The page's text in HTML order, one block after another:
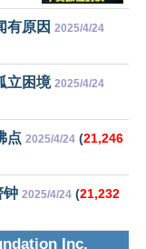
有原因 2025/4/24
立困境 2025/4/24
点 2025/4/24 (21,246
钟 2025/4/24 (21,232
Inc.